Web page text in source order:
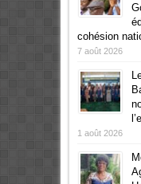
cohésion
7 août 2026
1 août 2026